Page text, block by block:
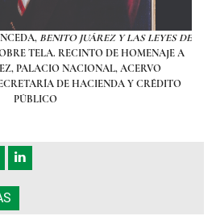
BENITO JUÁREZ Y LAS LEYES DE
TELA. RECINTO DE HOMENAJE A
PALACIO NACIONAL, ACERVO
DE HACIENDA Y CRÉDITO
PÚBLICO